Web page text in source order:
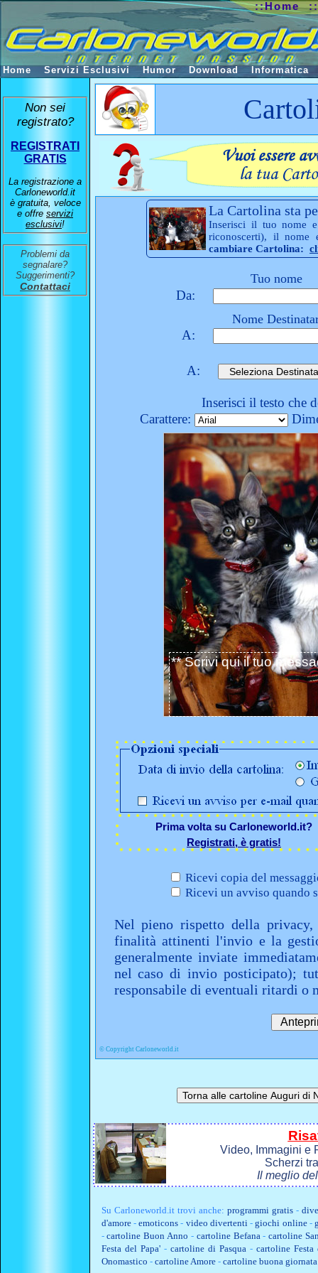
La Cartolina sta
Inserisci il tuo nome
riconoscerti), il
cambiare Cartolina:
Tuo nome
Da:
Nome
A:
A:
Inserisci il testo che
Carattere:
Prima volta su Carloneworld.it?
Registrati, è gratis!
Ricevi copia del
Ricevi un avviso quando
Nel pieno rispetto della
finalità attinenti l'invio e la
generalmente inviate
nel caso di invio posticipato);
responsabile di eventuali ritardi o
© Copyright Carloneworld.it
Video, Immagini e
Scherzi
Il meglio
Su Carloneworld.ittrovi anche: programmi gratis-
d'amore-emoticons - video divertenti-giochi online-
-cartoline Buon Anno - cartoline Befana-cartoline
Festa del Papa'- cartoline di Pasqua- cartoline Festa
Onomastico - cartoline Amore- cartoline buona giornata
Non sei
registrato?
REGISTRATI
GRATIS
La registrazione a
Carloneworld.it
è gratuita, veloce
e offre servizi
esclusivi!
Problemi da
segnalare?
Suggerimenti?
Contattaci
::Home
Home Servizi Esclusivi Humor Download Informatica